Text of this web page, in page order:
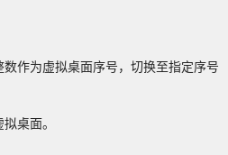
数作为虚拟桌面序号，切换至指定序号
桌面。